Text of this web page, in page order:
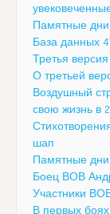
Памятные дни
База данных
Третья
О третьей
Воздушный
свою жизнь в
шап
Памятные
Боец ВОВ
Участники
В первых